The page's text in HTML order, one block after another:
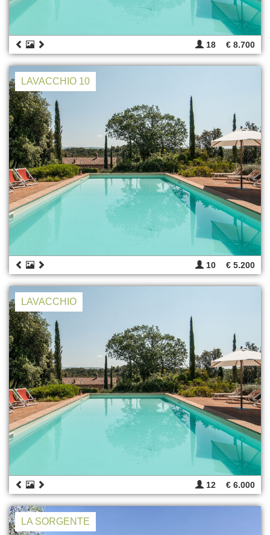
18 € 8.700
LAVACCHIO 10
10 € 5.200
LAVACCHIO
12 € 6.000
LA SORGENTE